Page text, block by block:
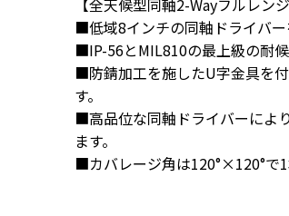
【全天候型同軸2-Wayフルレン
■低域8インチの同軸ドライバー
■IP-56とMIL810の最上級の耐
■防錆加工を施したU字金具を
す。
■高品位な同軸ドライバーによ
ます。
■カバレージ角は120°×120°で1